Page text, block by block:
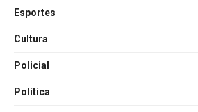
Esportes
Cultura
Policial
Política